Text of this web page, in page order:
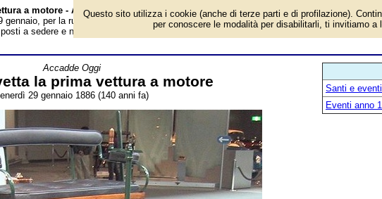
a motore - Almanacco
gennaio, per la rubrica 'Accadde Oggi'. Evento avvenuto 140 anni fa. Accensione
a sedere e niente pedali. Freno e acceleratore azionati a mano. Con la
Accadde Oggi
la prima vettura a motore
29 gennaio 1886 (140 anni fa)
Santi e
Eventi anno
Questo sito utilizza i cookie (anche di terze parti e di profilazione).
per conoscere le modalità per disabilitarli, ti invitiamo a